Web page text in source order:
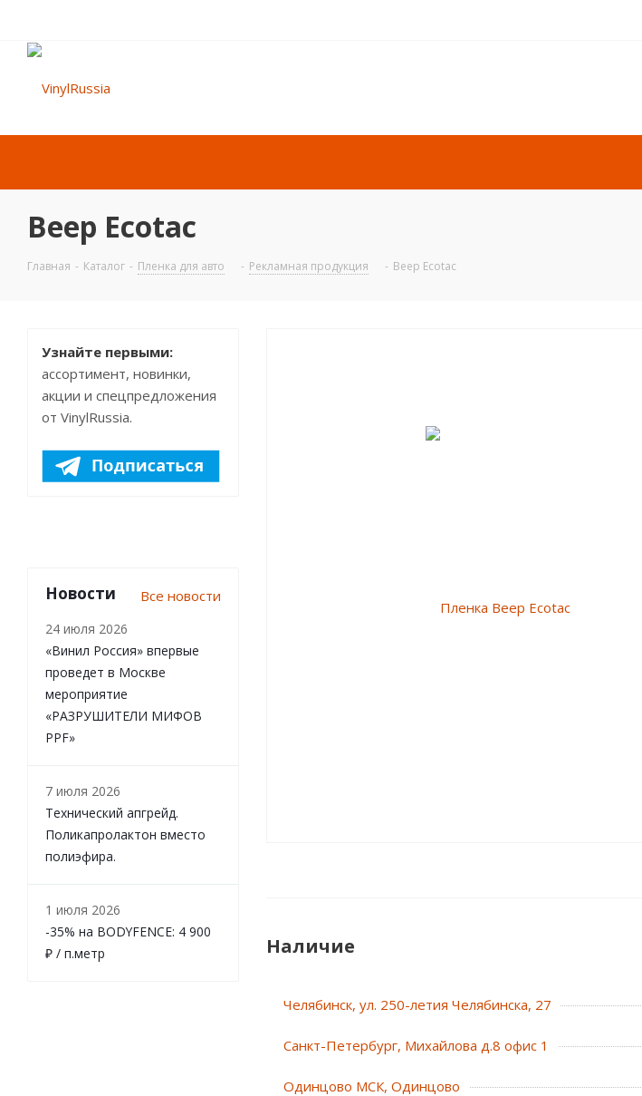
Веер Ecotac
Главная - Каталог - Пленка для авто - Рекламная продукция - Веер Ecotac
Наличие
Челябинск, ул. 250-летия Челябинска, 27
Санкт-Петербург, Михайлова д.8 офис 1
Одинцово МСК, Одинцово
Узнайте первыми:
ассортимент, новинки,
акции и спецпредложения
от VinylRussia.
Новости Все новости
24 июля 2026
«Винил Россия» впервые
проведет в Москве
мероприятие
«РАЗРУШИТЕЛИ МИФОВ
PPF»
7 июля 2026
Технический апгрейд.
Поликапролактон вместо
полиэфира.
1 июля 2026
-35% на BODYFENCE: 4 900
₽ / п.метр